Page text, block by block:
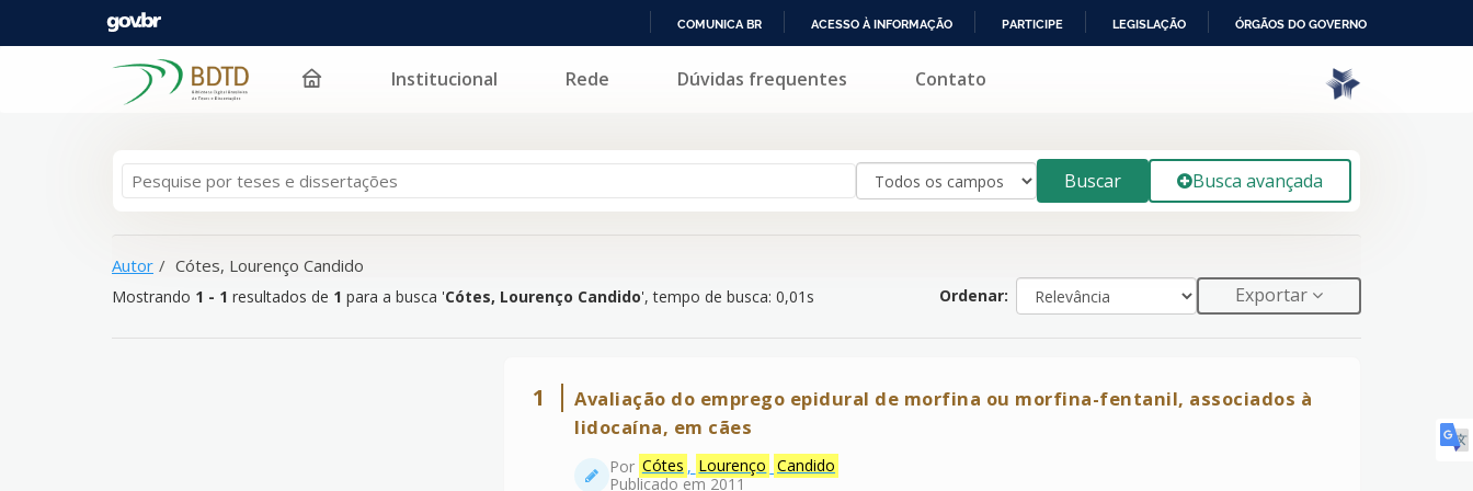
PARA
COMUNICA BR ACESSO À INFORMAÇÃO PARTICIPE LEGISLAÇÃO ÓRGÃOS DO GOVERNO
resultados de1para a busca ' Cótes, Lourenço Candido
Pular para o conteúdo Institucional Rede Dúvidas frequentes Contato
Buscar Busca avançada
Autor Cótes, Lourenço Candido
Mostrando 1 - 1 resultados de 1 para a busca 'Cótes, Lourenço Candido', tempo de busca: 0,01s Ordenar: Exportar
1
Avaliação do emprego epidural de morfina ou morfina-fentanil, associados à
lidocaína, em cães
Por Cótes , Lourenço Candido
Publicado em 2011